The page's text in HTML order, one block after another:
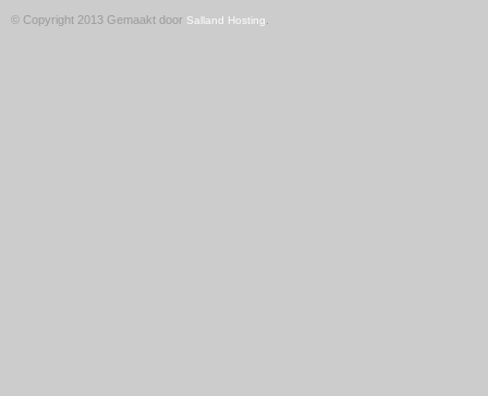
© Copyright 2013 Gemaakt door Salland Hosting